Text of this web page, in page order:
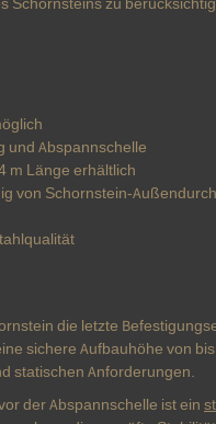
und Abspannschelle
m Länge erhältlich
von Schornstein-
die letzte
sichere Aufbauhöhe von
statischen Anforderungen.
der Abspannschelle ist ein